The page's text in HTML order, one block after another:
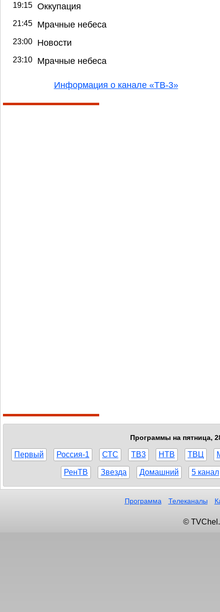
19:15 Оккупация
21:45 Мрачные небеса
23:00 Новости
23:10 Мрачные небеса
Информация о канале «ТВ-3»
Программы на пятница,
Первый Россия-1 СТС ТВ3 НТВ ТВЦ
РенТВ Звезда Домашний 5 канал
Программа Телеканалы
©